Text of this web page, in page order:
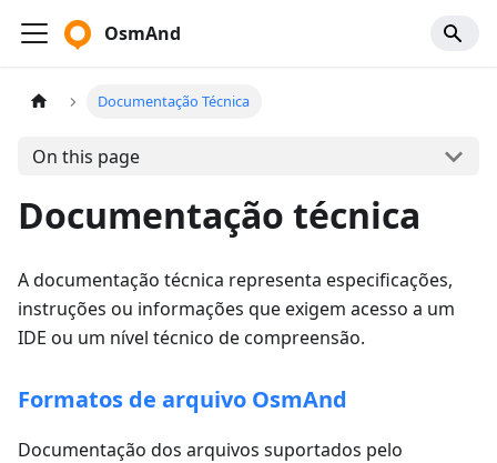
OsmAnd
Documentação Técnica
On this page
Documentação técnica
A documentação técnica representa especificações,
instruções ou informações que exigem acesso a um
IDE ou um nível técnico de compreensão.
Formatos de arquivo OsmAnd
Documentação dos arquivos suportados pelo